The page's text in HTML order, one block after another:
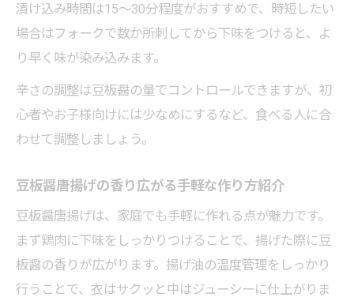
漬け込み時間は15～30分程度がおすすめで、時短したい
場合はフォークで数か所刺してから下味をつけると、よ
り早く味が染み込みます。
辛さの調整は豆板醤の量でコントロールできますが、初
心者やお子様向けには少なめにするなど、食べる人に合
わせて調整しましょう。
豆板醤唐揚げの香り広がる手軽な作り方紹介
豆板醤唐揚げは、家庭でも手軽に作れる点が魅力です。
まず鶏肉に下味をしっかりつけることで、揚げた際に豆
板醤の香りが広がります。揚げ油の温度管理をしっかり
行うことで、衣はサクッと中はジューシーに仕上がりま